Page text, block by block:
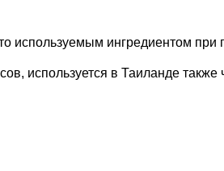
ингредиентом при
используется в Таиланде также